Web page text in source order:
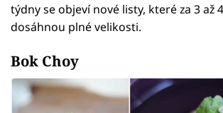
týdny se objeví nové listy, které za 3 až
dosáhnou plné velikosti.
Bok Choy